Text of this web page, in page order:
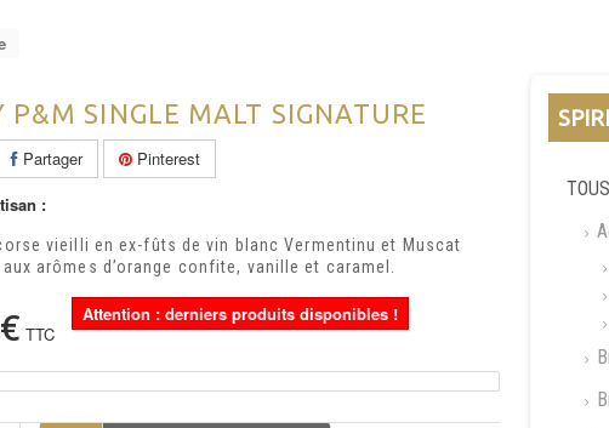
P&M SINGLE MALT SIGNATURE
Partager
Pinterest
:
vieilli en ex-fûts de vin blanc Vermentinu et Muscat
arômes d’orange confite, vanille et caramel.
TTC
Attention : derniers produits disponibles !